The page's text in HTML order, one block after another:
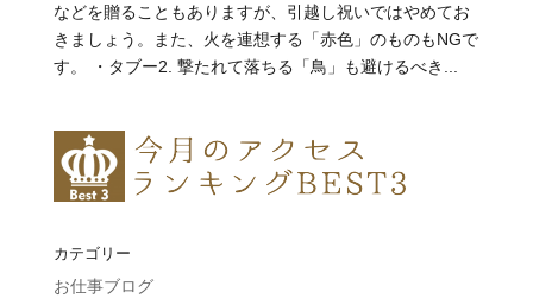
などを贈ることもありますが、引越し祝いではやめてお
きましょう。また、火を連想する「赤色」のものもNGで
す。 ・タブー2. 撃たれて落ちる「鳥」も避けるべき...
カテゴリー
お仕事ブログ